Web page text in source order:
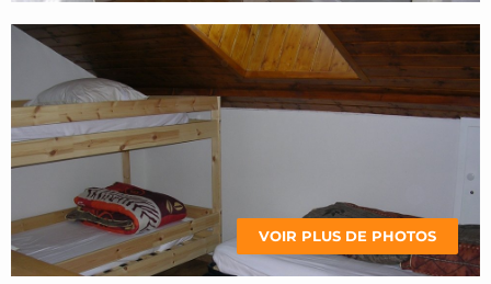
VOIR PLUS DE PHOTOS